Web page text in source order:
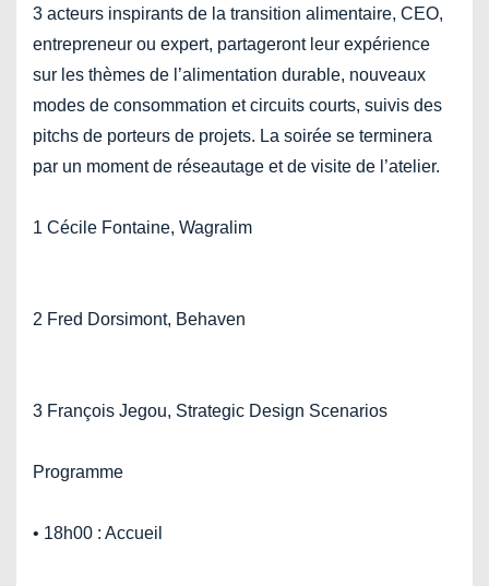
3 acteurs inspirants de la transition alimentaire, CEO,
entrepreneur ou expert, partageront leur expérience
sur les thèmes de l’alimentation durable, nouveaux
modes de consommation et circuits courts, suivis des
pitchs de porteurs de projets. La soirée se terminera
par un moment de réseautage et de visite de l’atelier.
1 Cécile Fontaine, Wagralim
2 Fred Dorsimont, Behaven
3 François Jegou, Strategic Design Scenarios
Programme
• 18h00 : Accueil